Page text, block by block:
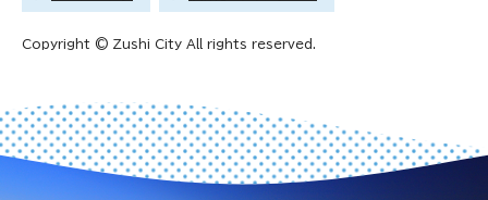
Copyright © Zushi City All rights reserved.